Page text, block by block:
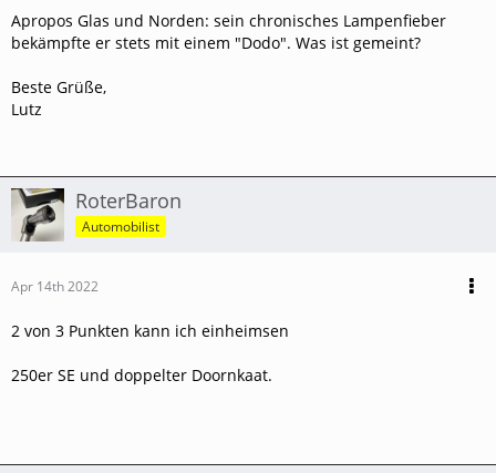
Apropos Glas und Norden: sein chronisches Lampenfieber
bekämpfte er stets mit einem "Dodo". Was ist gemeint?
Beste Grüße,
Lutz
RoterBaron
Automobilist
Apr 14th 2022
2 von 3 Punkten kann ich einheimsen
250er SE und doppelter Doornkaat.